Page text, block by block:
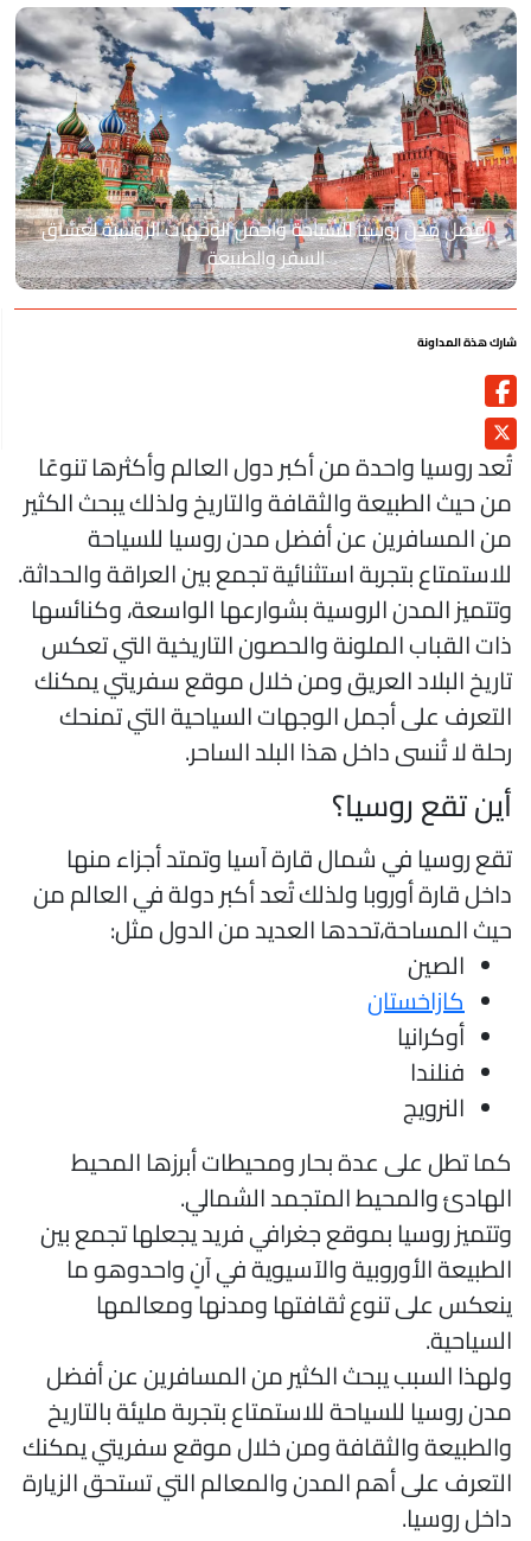
أفضل مدن روسيا للسياحة واجمل الوجهات الروسية لعشاق
السفر والطبيعة
هذة المداونة
روسيا واحدة من أكبر دول العالم وأكثرها تنوعًا
حيث الطبيعة والثقافة والتاريخ ولذلك يبحث الكثير
المسافرين عن أفضل مدن روسيا للسياحة
بتجربة استثنائية تجمع بين العراقة والحداثة.
المدن الروسية بشوارعها الواسعة، وكنائسها
القباب الملونة والحصون التاريخية التي تعكس
البلاد العريق ومن خلال موقع سفريتي يمكنك
على أجمل الوجهات السياحية التي تمنحك
لا تُنسى داخل هذا البلد الساحر.
تقع روسيا؟
روسيا في شمال قارة آسيا وتمتد أجزاء منها
قارة أوروبا ولذلك تُعد أكبر دولة في العالم من
المساحة،تحدها العديد من الدول مثل:
الصين
كازاخستان
أوكرانيا
فنلندا
النرويج
تطل على عدة بحار ومحيطات أبرزها المحيط
والمحيط المتجمد الشمالي.
روسيا بموقع جغرافي فريد يجعلها تجمع بين
الأوروبية والآسيوية في آنٍ واحدوهو ما
على تنوع ثقافتها ومدنها ومعالمها
السبب يبحث الكثير من المسافرين عن أفضل
روسيا للسياحة للاستمتاع بتجربة مليئة بالتاريخ
والثقافة ومن خلال موقع سفريتي يمكنك
على أهم المدن والمعالم التي تستحق الزيارة
روسيا.